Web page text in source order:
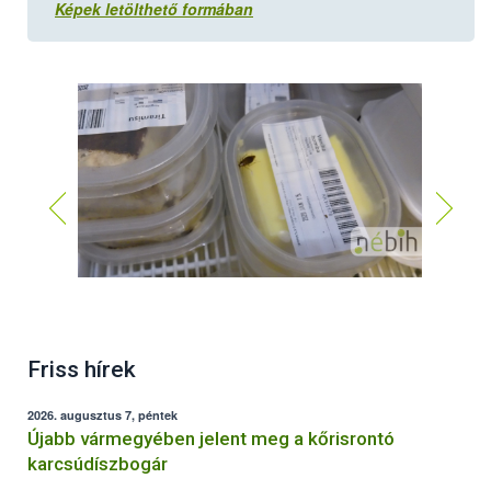
Képek letölthető formában
Friss hírek
2026. augusztus 7, péntek
Újabb vármegyében jelent meg a kőrisrontó
karcsúdíszbogár